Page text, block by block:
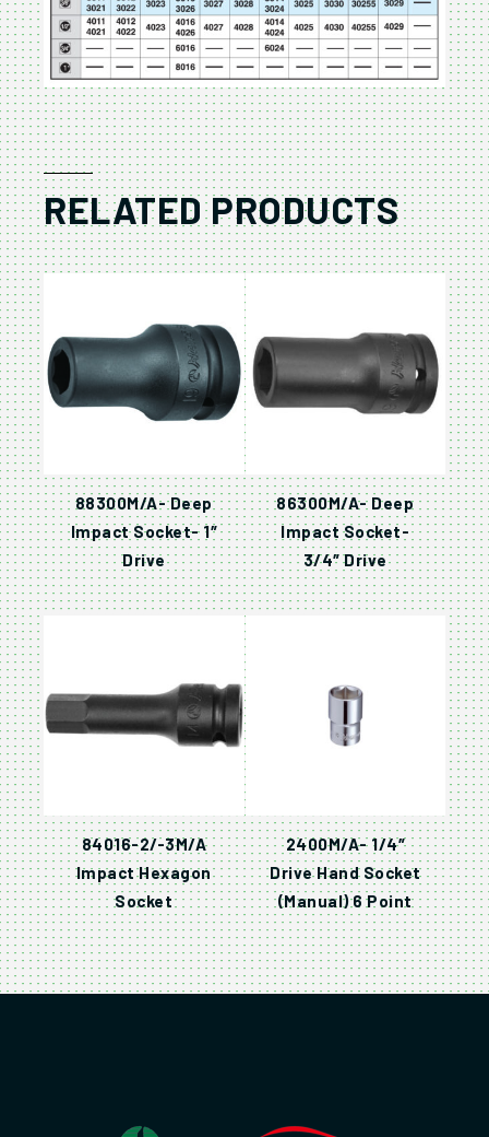
RELATED PRODUCTS
88300M/A- Deep
Impact Socket- 1″
Drive
86300M/A- Deep
Impact Socket-
3/4″ Drive
84016-2/-3M/A
Impact Hexagon
Socket
2400M/A- 1/4″
Drive Hand Socket
(Manual) 6 Point